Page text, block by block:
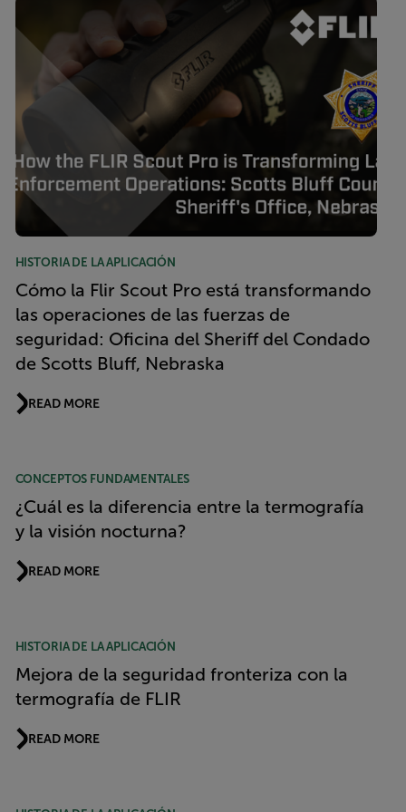
HISTORIA DE LA APLICACIÓN
Cómo la Flir Scout Pro está transformando
las operaciones de las fuerzas de
seguridad: Oficina del Sheriff del Condado
de Scotts Bluff, Nebraska
READ MORE
CONCEPTOS FUNDAMENTALES
¿Cuál es la diferencia entre la termografía
y la visión nocturna?
READ MORE
HISTORIA DE LA APLICACIÓN
Mejora de la seguridad fronteriza con la
termografía de FLIR
READ MORE